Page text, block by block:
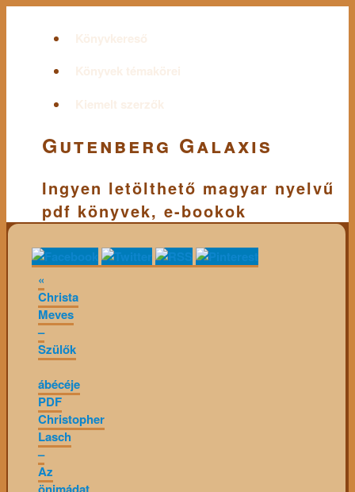
Könyvkereső
Könyvek témakörei
Kiemelt szerzők
Gutenberg Galaxis
Ingyen letölthető magyar nyelvű
pdf könyvek, e-bookok
«
Christa
Meves
–
Szülők
ábécéje
PDF
Christopher
Lasch
–
Az